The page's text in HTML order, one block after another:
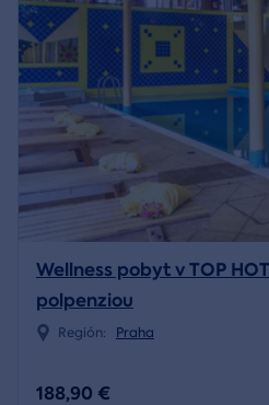
Wellness pobyt v TOP
polpenziou
Región: Praha
188,90 €